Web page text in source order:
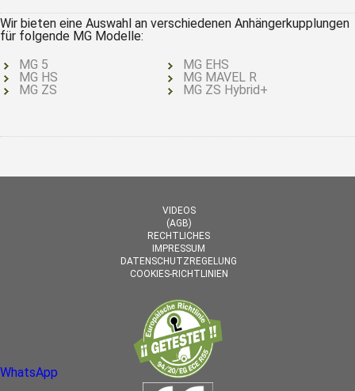
Wir bieten eine Auswahl an verschiedenen Anhängerkupplungen
für folgende MG Modelle:
MG 5
MG EHS
MG HS
MG MAVEL R
MG ZS
MG ZS Hybrid+
VIDEOS
(AGB)
RECHTLICHES
IMPRESSUM
DATENSCHUTZREGELUNG
COOKIES-RICHTLINIEN
WhatsApp